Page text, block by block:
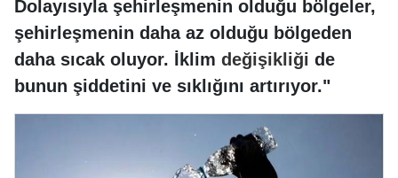
Dolayısıyla şehirleşmenin olduğu bölgeler,
şehirleşmenin daha az olduğu bölgeden
daha sıcak oluyor. İklim değişikliği de
bunun şiddetini ve sıklığını artırıyor."